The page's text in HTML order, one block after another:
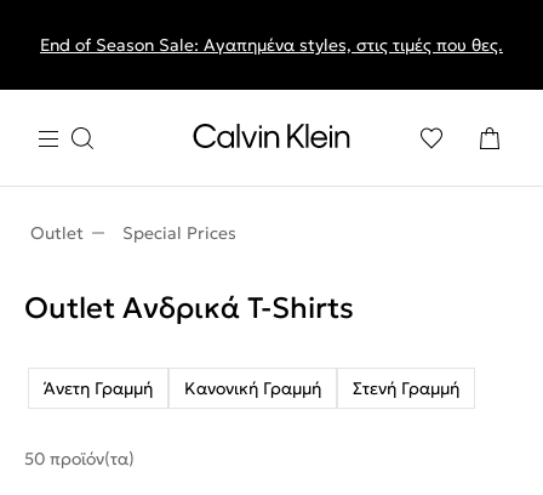
End of Season Sale: Αγαπημένα styles, στις τιμές που θες.
Outlet Special Prices
Outlet Ανδρικά T-Shirts
Άνετη Γραμμή Κανονική Γραμμή Στενή Γραμμή
50 προϊόν(τα)